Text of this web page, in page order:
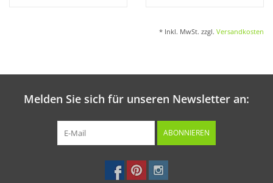
* Inkl. MwSt. zzgl. Versandkosten
Melden Sie sich für unseren Newsletter an:
ABONNIEREN